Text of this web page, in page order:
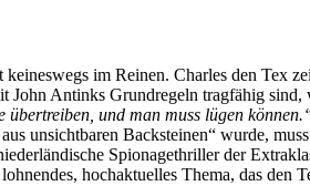
im Reinen. Charles den Tex
Antinks Grundregeln tragfähig
übertreiben, und man muss lügen
unsichtbaren Backsteinen“ wurde,
Spionagethriller der
hochaktuelles Thema, das den